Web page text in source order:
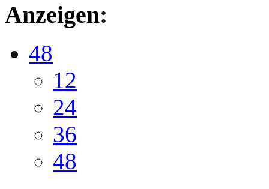
Anzeigen:
48
12
24
36
48